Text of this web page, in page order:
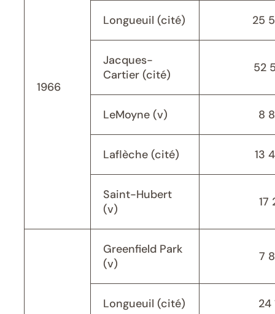
1966
Longueuil (cité) 25
Jacques-
Cartier (cité)
52
LeMoyne (v) 8
Laflèche (cité) 13
Saint-Hubert
(v)
17
Greenfield Park
(v)
7
Longueuil (cité) 24